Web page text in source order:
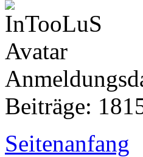
Beiträge:
Seitenanfang